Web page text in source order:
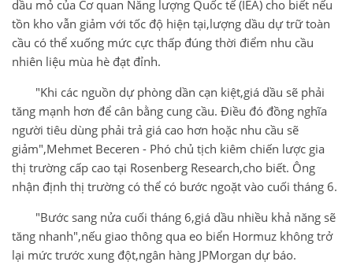
dầu mỏ của Cơ quan Năng lượng Quốc tế (IEA) cho biết nếu
tồn kho vẫn giảm với tốc độ hiện tại,lượng dầu dự trữ toàn
cầu có thể xuống mức cực thấp đúng thời điểm nhu cầu
nhiên liệu mùa hè đạt đỉnh.
"Khi các nguồn dự phòng dần cạn kiệt,giá dầu sẽ phải
tăng mạnh hơn để cân bằng cung cầu. Điều đó đồng nghĩa
người tiêu dùng phải trả giá cao hơn hoặc nhu cầu sẽ
giảm",Mehmet Beceren - Phó chủ tịch kiêm chiến lược gia
thị trường cấp cao tại Rosenberg Research,cho biết. Ông
nhận định thị trường có thể có bước ngoặt vào cuối tháng 6.
"Bước sang nửa cuối tháng 6,giá dầu nhiều khả năng sẽ
tăng nhanh",nếu giao thông qua eo biển Hormuz không trở
lại mức trước xung đột,ngân hàng JPMorgan dự báo.